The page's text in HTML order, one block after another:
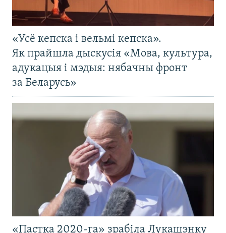
«Усё кепска і вельмі кепска».
Як прайшла дыскусія «Мова, культура,
адукацыя і мэдыя: нябачны фронт
за Беларусь»
«Пастка 2020-га» зрабіла Лукашэнку